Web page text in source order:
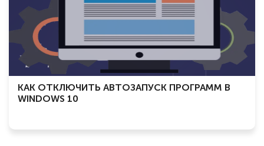
КАК ОТКЛЮЧИТЬ АВТОЗАПУСК ПРОГРАММ В
WINDOWS 10